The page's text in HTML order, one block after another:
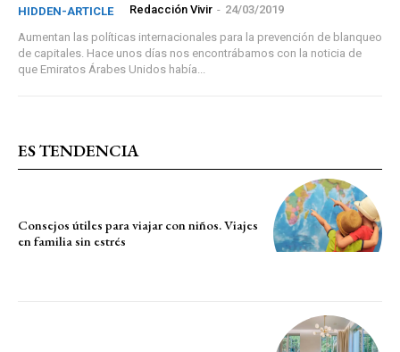
HIDDEN-ARTICLE Redacción Vivir - 24/03/2019
Aumentan las políticas internacionales para la prevención de blanqueo
de capitales. Hace unos días nos encontrábamos con la noticia de
que Emiratos Árabes Unidos había...
ES TENDENCIA
Consejos útiles para viajar con niños. Viajes
en familia sin estrés